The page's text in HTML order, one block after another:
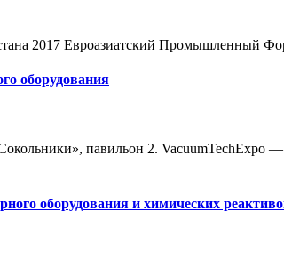
2017 Евроазиатский Промышленный
оборудования
павильон 2. VacuumTechExpo
оборудования и химических